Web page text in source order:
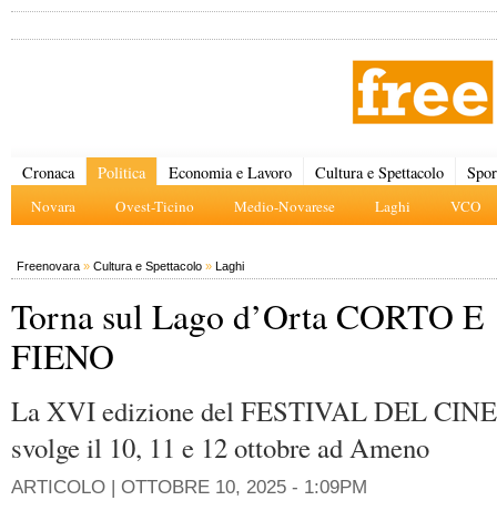
Cronaca Politica
Novara Ovest-Ticino Medio-Novarese Laghi VCO
Economia e Lavoro Cultura e Spettacolo
Freenovara » Cultura e Spettacolo » Laghi
Torna sul Lago d’Orta CORTO E
FIENO
La XVI edizione del FESTIVAL DEL
svolge il 10, 11 e 12 ottobre ad Ameno
ARTICOLO | OTTOBRE 10, 2025 - 1:09PM